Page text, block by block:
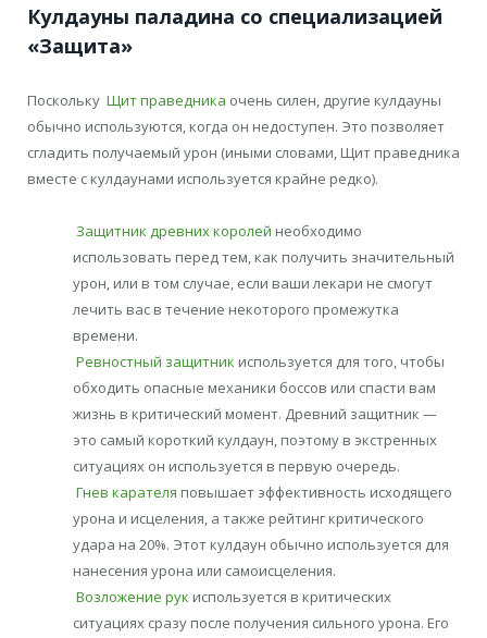
Кулдауны паладина со специализацией
«Защита»
Поскольку Щит праведника очень силен, другие кулдауны
обычно используются, когда он недоступен. Это позволяет
сгладить получаемый урон (иными словами, Щит праведника
вместе с кулдаунами используется крайне редко).
Защитник древних королей необходимо
использовать перед тем, как получить значительный
урон, или в том случае, если ваши лекари не смогут
лечить вас в течение некоторого промежутка
времени.
Ревностный защитник используется для того, чтобы
обходить опасные механики боссов или спасти вам
жизнь в критический момент. Древний защитник —
это самый короткий кулдаун, поэтому в экстренных
ситуациях он используется в первую очередь.
Гнев карателя повышает эффективность исходящего
урона и исцеления, а также рейтинг критического
удара на 20%. Этот кулдаун обычно используется для
нанесения урона или самоисцеления.
Возложение рук используется в критических
ситуациях сразу после получения сильного урона. Его